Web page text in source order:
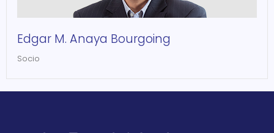
Edgar M. Anaya Bourgoing
Socio